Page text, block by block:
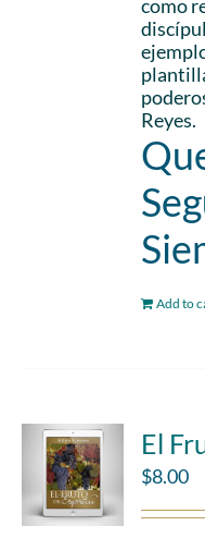
como
Reyes.
Add to
El
$8.00